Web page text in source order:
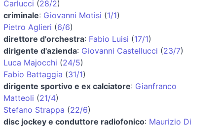
Carlucci (28/2)
criminale: Giovanni Motisi (1/1)
Pietro Aglieri (6/6)
direttore d'orchestra: Fabio Luisi (17/1)
dirigente d'azienda: Giovanni Castellucci (23/7)
Luca Majocchi (24/5)
Fabio Battaggia (31/1)
dirigente sportivo e ex calciatore: Gianfranco
Matteoli (21/4)
Stefano Strappa (22/6)
disc jockey e conduttore radiofonico: Maurizio Di